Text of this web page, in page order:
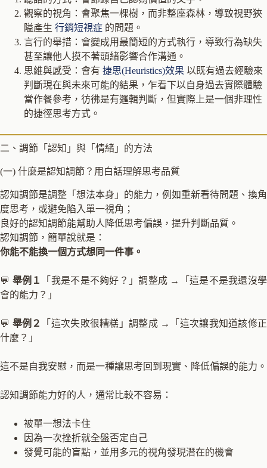
觀察的視角：會聚焦一棵樹，而非整座森林，導致視野狹
隘產生 行銷短視症 的問題。
言行的舉措：會變成用最簡短的方式執行，導致行為缺失
甚至讓他人摸不著頭緒影響合作溝通。
思維與感受：會有 捷思(Heuristics)效果 以既有過去經驗來
判斷現在與未來可能的結果，乍看下以自身過去實際體驗
當作餐參考，彷彿是有邏輯判斷，但實際上是一個非理性
的捷徑思考方式。
二、調節「認知」與「情緒」的方法
(一) 什麼是認知調節？用白話理解思考品質
認知調節是調整「想法本身」的能力，例如重新看待問題、換角
度思考，或避免陷入單一視角；
良好的認知調節能幫助人降低思考偏誤，提升判斷品質。
認知調節，簡單說就是：
你能不能換一個方式想同一件事。
💬 舉例１
「我是不是不夠好？」調整成 →「這是不是我還沒學
會的能力？」
💬 舉例２
「這次失敗很糟糕」調整成 →「這次讓我知道該修正
什麼？」
這不是自我安慰，而是一種讓思考回到現實、降低偏誤的能力。
認知調節能力好的人，通常比較不容易：
被單一想法卡住
因為一次挫折就全盤否定自己
發覺可能的盲點，並用多元的視角發現潛在的機會